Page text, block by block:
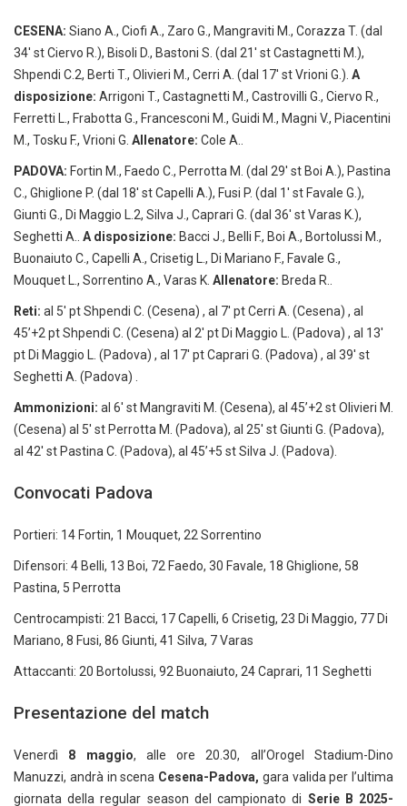
CESENA: Siano A., Ciofi A., Zaro G., Mangraviti M., Corazza T. (dal
34′ st Ciervo R.), Bisoli D., Bastoni S. (dal 21′ st Castagnetti M.),
Shpendi C.2, Berti T., Olivieri M., Cerri A. (dal 17′ st Vrioni G.). A
disposizione: Arrigoni T., Castagnetti M., Castrovilli G., Ciervo R.,
Ferretti L., Frabotta G., Francesconi M., Guidi M., Magni V., Piacentini
M., Tosku F., Vrioni G. Allenatore: Cole A..
PADOVA: Fortin M., Faedo C., Perrotta M. (dal 29′ st Boi A.), Pastina
C., Ghiglione P. (dal 18′ st Capelli A.), Fusi P. (dal 1′ st Favale G.),
Giunti G., Di Maggio L.2, Silva J., Caprari G. (dal 36′ st Varas K.),
Seghetti A.. A disposizione: Bacci J., Belli F., Boi A., Bortolussi M.,
Buonaiuto C., Capelli A., Crisetig L., Di Mariano F., Favale G.,
Mouquet L., Sorrentino A., Varas K. Allenatore: Breda R..
Reti: al 5′ pt Shpendi C. (Cesena) , al 7′ pt Cerri A. (Cesena) , al
45’+2 pt Shpendi C. (Cesena) al 2′ pt Di Maggio L. (Padova) , al 13′
pt Di Maggio L. (Padova) , al 17′ pt Caprari G. (Padova) , al 39′ st
Seghetti A. (Padova) .
Ammonizioni: al 6′ st Mangraviti M. (Cesena), al 45’+2 st Olivieri M.
(Cesena) al 5′ st Perrotta M. (Padova), al 25′ st Giunti G. (Padova),
al 42′ st Pastina C. (Padova), al 45’+5 st Silva J. (Padova).
Convocati Padova
Portieri: 14 Fortin, 1 Mouquet, 22 Sorrentino
Difensori: 4 Belli, 13 Boi, 72 Faedo, 30 Favale, 18 Ghiglione, 58
Pastina, 5 Perrotta
Centrocampisti: 21 Bacci, 17 Capelli, 6 Crisetig, 23 Di Maggio, 77 Di
Mariano, 8 Fusi, 86 Giunti, 41 Silva, 7 Varas
Attaccanti: 20 Bortolussi, 92 Buonaiuto, 24 Caprari, 11 Seghetti
Presentazione del match
Venerdì 8 maggio, alle ore 20.30, all’Orogel Stadium-Dino
Manuzzi, andrà in scena Cesena-Padova, gara valida per l’ultima
giornata della regular season del campionato di Serie B 2025-